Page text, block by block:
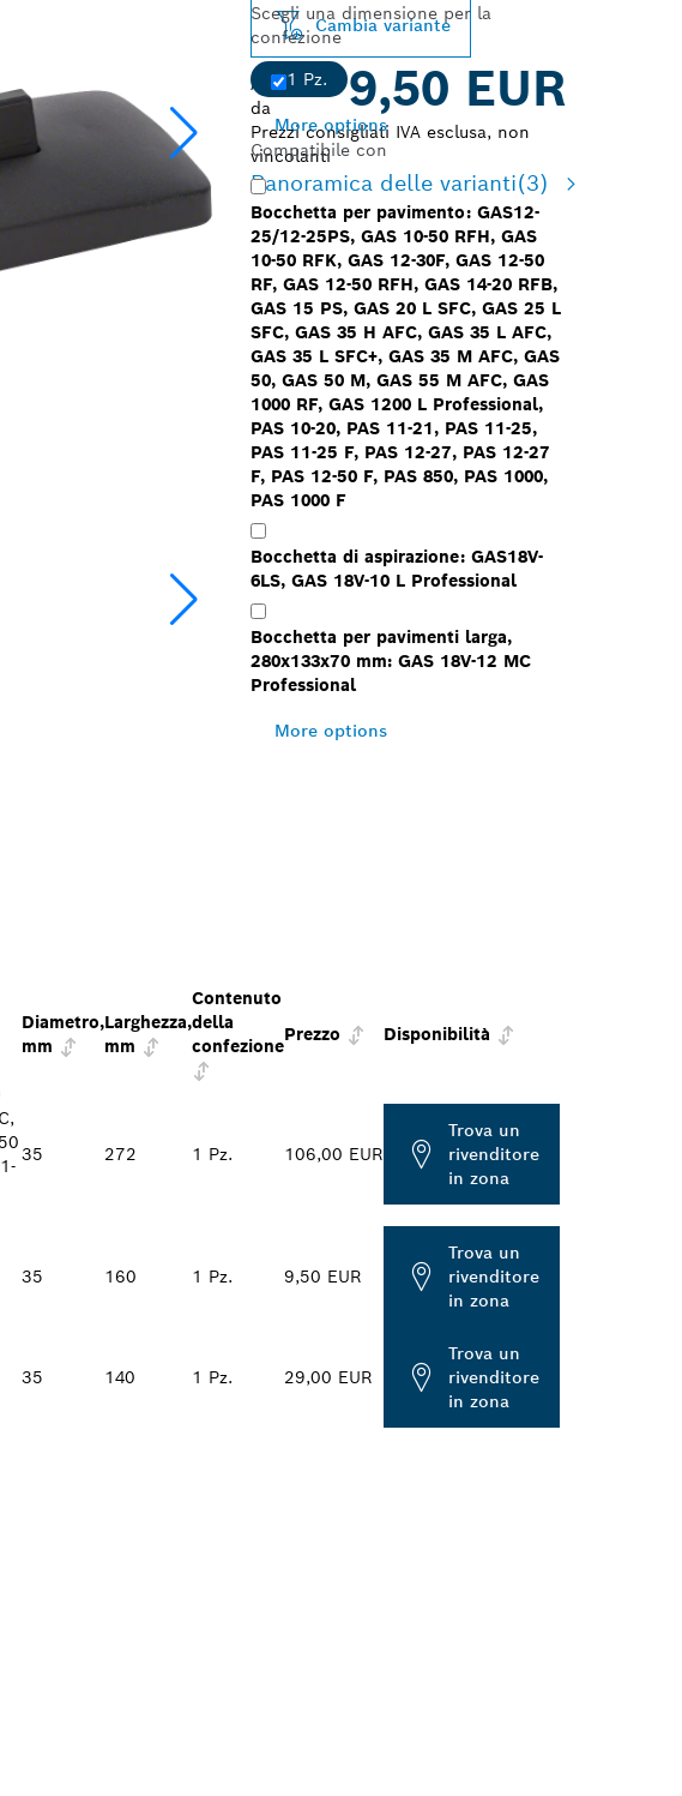
Scegli una dimensione per la
confezione
1 Pz.
More options
Compatibile con
Bocchetta per pavimento: GAS12-
25/12-25PS, GAS 10-50 RFH, GAS
10-50 RFK, GAS 12-30F, GAS 12-50
RF, GAS 12-50 RFH, GAS 14-20 RFB,
GAS 15 PS, GAS 20 L SFC, GAS 25 L
SFC, GAS 35 H AFC, GAS 35 L AFC,
GAS 35 L SFC+, GAS 35 M AFC, GAS
50, GAS 50 M, GAS 55 M AFC, GAS
1000 RF, GAS 1200 L Professional,
PAS 10-20, PAS 11-21, PAS 11-25,
PAS 11-25 F, PAS 12-27, PAS 12-27
F, PAS 12-50 F, PAS 850, PAS 1000,
PAS 1000 F
Bocchetta di aspirazione: GAS18V-
6LS, GAS 18V-10 L Professional
Bocchetta per pavimenti larga,
280x133x70 mm: GAS 18V-12 MC
Professional
More options
Cambia variante
A partire
da
9,50 EUR
Prezzi consigliati IVA esclusa, non
vincolanti
Panoramica delle varianti(3)
Diametro,
mm
Larghezza,
mm
Contenuto
della
confezione
Prezzo Disponibilità
35 272 1 Pz. 106,00 EUR
Trova un
rivenditore
in zona
35 160 1 Pz. 9,50 EUR
Trova un
rivenditore
in zona
35 140 1 Pz. 29,00 EUR
Trova un
rivenditore
in zona